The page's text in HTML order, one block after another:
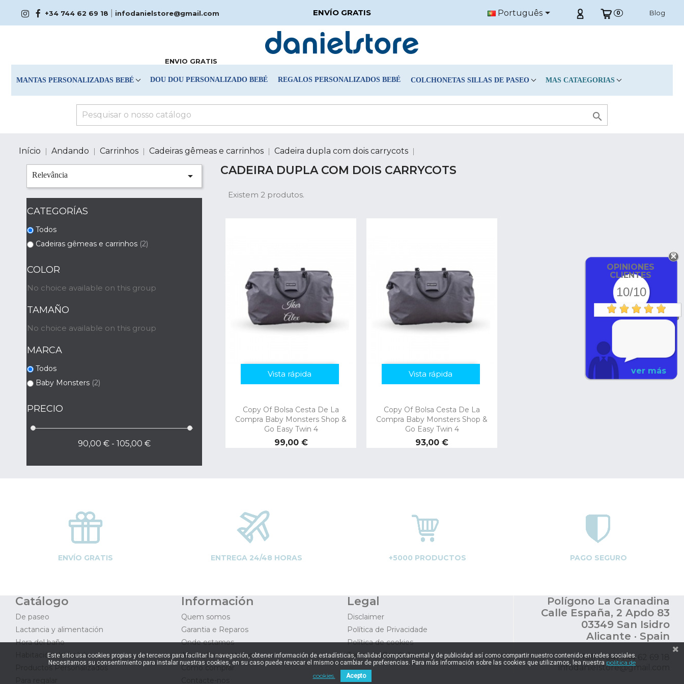
+34 744 62 69 18 infodanielstore@gmail.com ENVÍO GRATIS Português 0 Blog
ENVIO GRATIS
MANTAS PERSONALIZADAS BEBÉ DOU DOU PERSONALIZADO BEBÉ REGALOS PERSONALIZADOS BEBÉ COLCHONETAS SILLAS DE PASEO MAS CATAEGORIAS

Início Andando Carrinhos Cadeiras gêmeas e carrinhos Cadeira dupla com dois carrycots
Relevância 
CATEGORÍAS
Todos
Cadeiras gêmeas e carrinhos (2)
COLOR
No choice available on this group
TAMAÑO
No choice available on this group
MARCA
Todos
Baby Monsters (2)
PRECIO
90,00 € - 105,00 €
CADEIRA DUPLA COM DOIS CARRYCOTS
Existem 2 produtos.
Copy Of Bolsa Cesta De La
Compra Baby Monsters Shop &
Go Easy Twin 4
Preço
99,00 €
Vista rápida
Copy Of Bolsa Cesta De La
Compra Baby Monsters Shop &
Go Easy Twin 4
Preço
93,00 €
Vista rápida
ENVÍO GRATIS ENTREGA 24/48 HORAS +5000 PRODUCTOS PAGO SEGURO
Catálogo
De paseo
Lactancia y alimentación
Hora del baño
Habitación del bebé
Productos Personalizados
Información
Quem somos
Garantia e Reparos
Onde estamos
Alterações e retornos
Como comprar
Legal
Disclaimer
Política de Privacidade
Política de cookies
Termos e Condições
Polígono La Granadina
Calle España, 2 Apdo 83
03349 San Isidro
Alicante · Spain
Telf (+34) 744 62 69 18
infodanielstore@gmail.com
OPINIONES
CLIENTES
10/10
ver más
Este sitio usa cookies propias y de terceros para facilitar la navegación, obtener información de estadísticas, finalidad comportamental y de publicidad así como compartir nuestro contenido en redes sociales.
Necesitamos su consentimiento para instalar nuestras cookies, en su caso puede revocar el mismo o cambiar de preferencias. Para más información sobre las cookies que utilizamos, lea nuestra política de
cookies.
Acepto